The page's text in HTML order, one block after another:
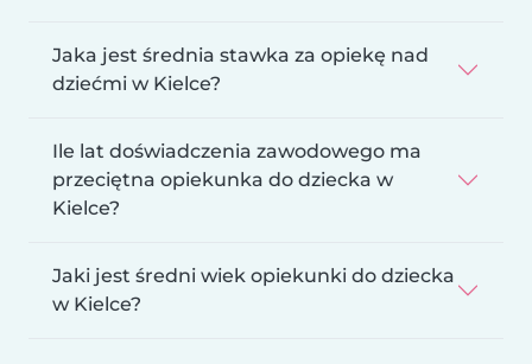
Jaka jest średnia stawka za opiekę nad
dziećmi w Kielce?
Ile lat doświadczenia zawodowego ma
przeciętna opiekunka do dziecka w
Kielce?
Jaki jest średni wiek opiekunki do dziecka
w Kielce?